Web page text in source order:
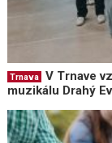
Trnava
V Trnave
muzikálu Drahý